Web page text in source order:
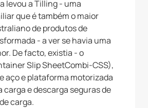
levou a Tilling - uma
que é também o maior
de produtos de
- a ver se havia uma
De facto, existia - o
Slip SheetCombi-CSS),
aço e plataforma motorizada
carga e descarga seguras de
carga.